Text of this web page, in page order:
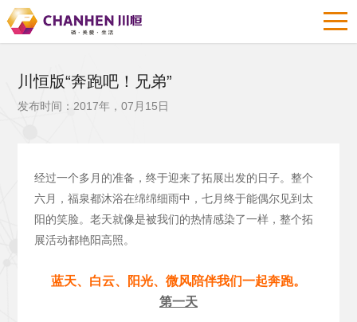
川恒版“奔跑吧！兄弟”
发布时间：2017年，07月15日
经过一个多月的准备，终于迎来了拓展出发的日子。整个
六月，福泉都沐浴在绵绵细雨中，七月终于能偶尔见到太
阳的笑脸。老天就像是被我们的热情感染了一样，整个拓
展活动都艳阳高照。
蓝天、白云、阳光、微风陪伴我们一起奔跑。
第一天